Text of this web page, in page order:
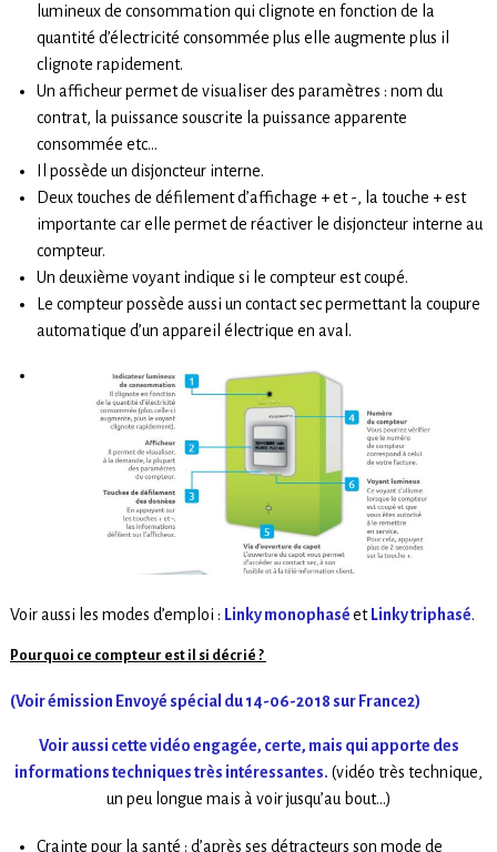
lumineux de consommation qui clignote en fonction de la
quantité d’électricité consommée plus elle augmente plus il
clignote rapidement.
Un afficheur permet de visualiser des paramètres : nom du
contrat, la puissance souscrite la puissance apparente
consommée etc…
Il possède un disjoncteur interne.
Deux touches de défilement d’affichage + et -, la touche + est
importante car elle permet de réactiver le disjoncteur interne au
compteur.
Un deuxième voyant indique si le compteur est coupé.
Le compteur possède aussi un contact sec permettant la coupure
automatique d’un appareil électrique en aval.
Voir aussi les modes d’emploi : Linky monophaséet Linky triphasé.
Pourquoi ce compteur est il si décrié ?
(Voir émission Envoyé spécial du 14-06-2018 sur France2)
Voir aussi cette vidéo engagée, certe, mais qui apporte des
informations techniques très intéressantes. (vidéo très technique,
un peu longue mais à voir jusqu’au bout…)
Crainte pour la santé : d’après ses détracteurs son mode de